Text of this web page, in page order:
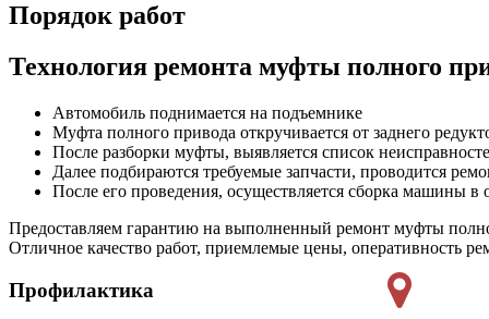
Порядок работ
Технология ремонта муфты полного
Автомобиль поднимается на подъемнике
Муфта полного привода откручивается от заднего
После разборки муфты, выявляется список
Далее подбираются требуемые запчасти, проводится
После его проведения, осуществляется сборка машины в
Предоставляем гарантию на выполненный ремонт муфты
Отличное качество работ, приемлемые цены, оперативность
Профилактика